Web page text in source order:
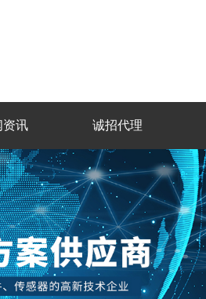
资讯 诚招代理